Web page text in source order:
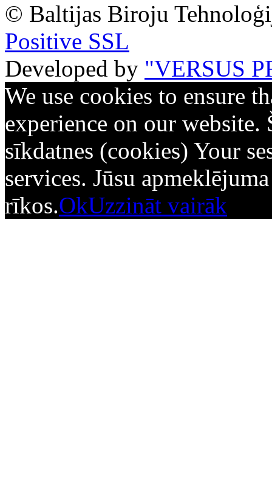
© Baltijas Biroju
Positive SSL
Developed by "VERSUS
We use cookies to ensure
experience on our website.
sīkdatnes (cookies) Your
services. Jūsu
rīkos.OkUzzināt vairāk